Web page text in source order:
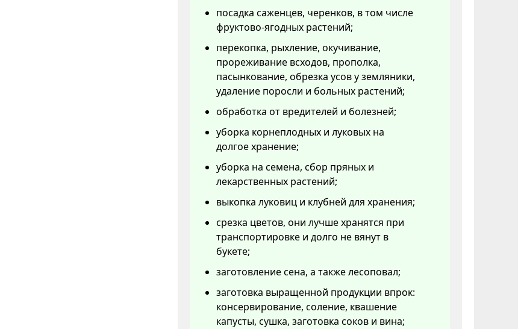
посадка саженцев, черенков, в том числе
фруктово-ягодных растений;
перекопка, рыхление, окучивание,
прореживание всходов, прополка,
пасынкование, обрезка усов у земляники,
удаление поросли и больных растений;
обработка от вредителей и болезней;
уборка корнеплодных и луковых на
долгое хранение;
уборка на семена, сбор пряных и
лекарственных растений;
выкопка луковиц и клубней для хранения;
срезка цветов, они лучше хранятся при
транспортировке и долго не вянут в
букете;
заготовление сена, а также лесоповал;
заготовка выращенной продукции впрок:
консервирование, соление, квашение
капусты, сушка, заготовка соков и вина;